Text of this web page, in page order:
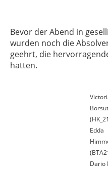
Bevor der Abend in
wurden noch die
geehrt, die
hatten.
Edda
Dario